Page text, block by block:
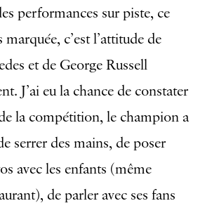
performances sur piste, ce
marquée, c’est l’attitude de
et de George Russell
J’ai eu la chance de constater
la compétition, le champion a
serrer des mains, de poser
avec les enfants (même
de parler avec ses fans